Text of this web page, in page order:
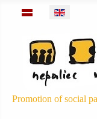
Select your language
Promotion of social